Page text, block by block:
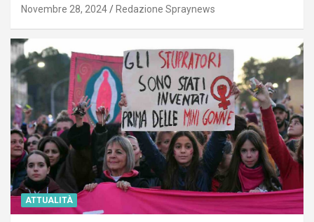
Novembre 28, 2024 Redazione Spraynews
ATTUALITÀ